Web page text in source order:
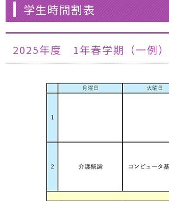
学生時間割表
2025年度 1年春学期（一例）